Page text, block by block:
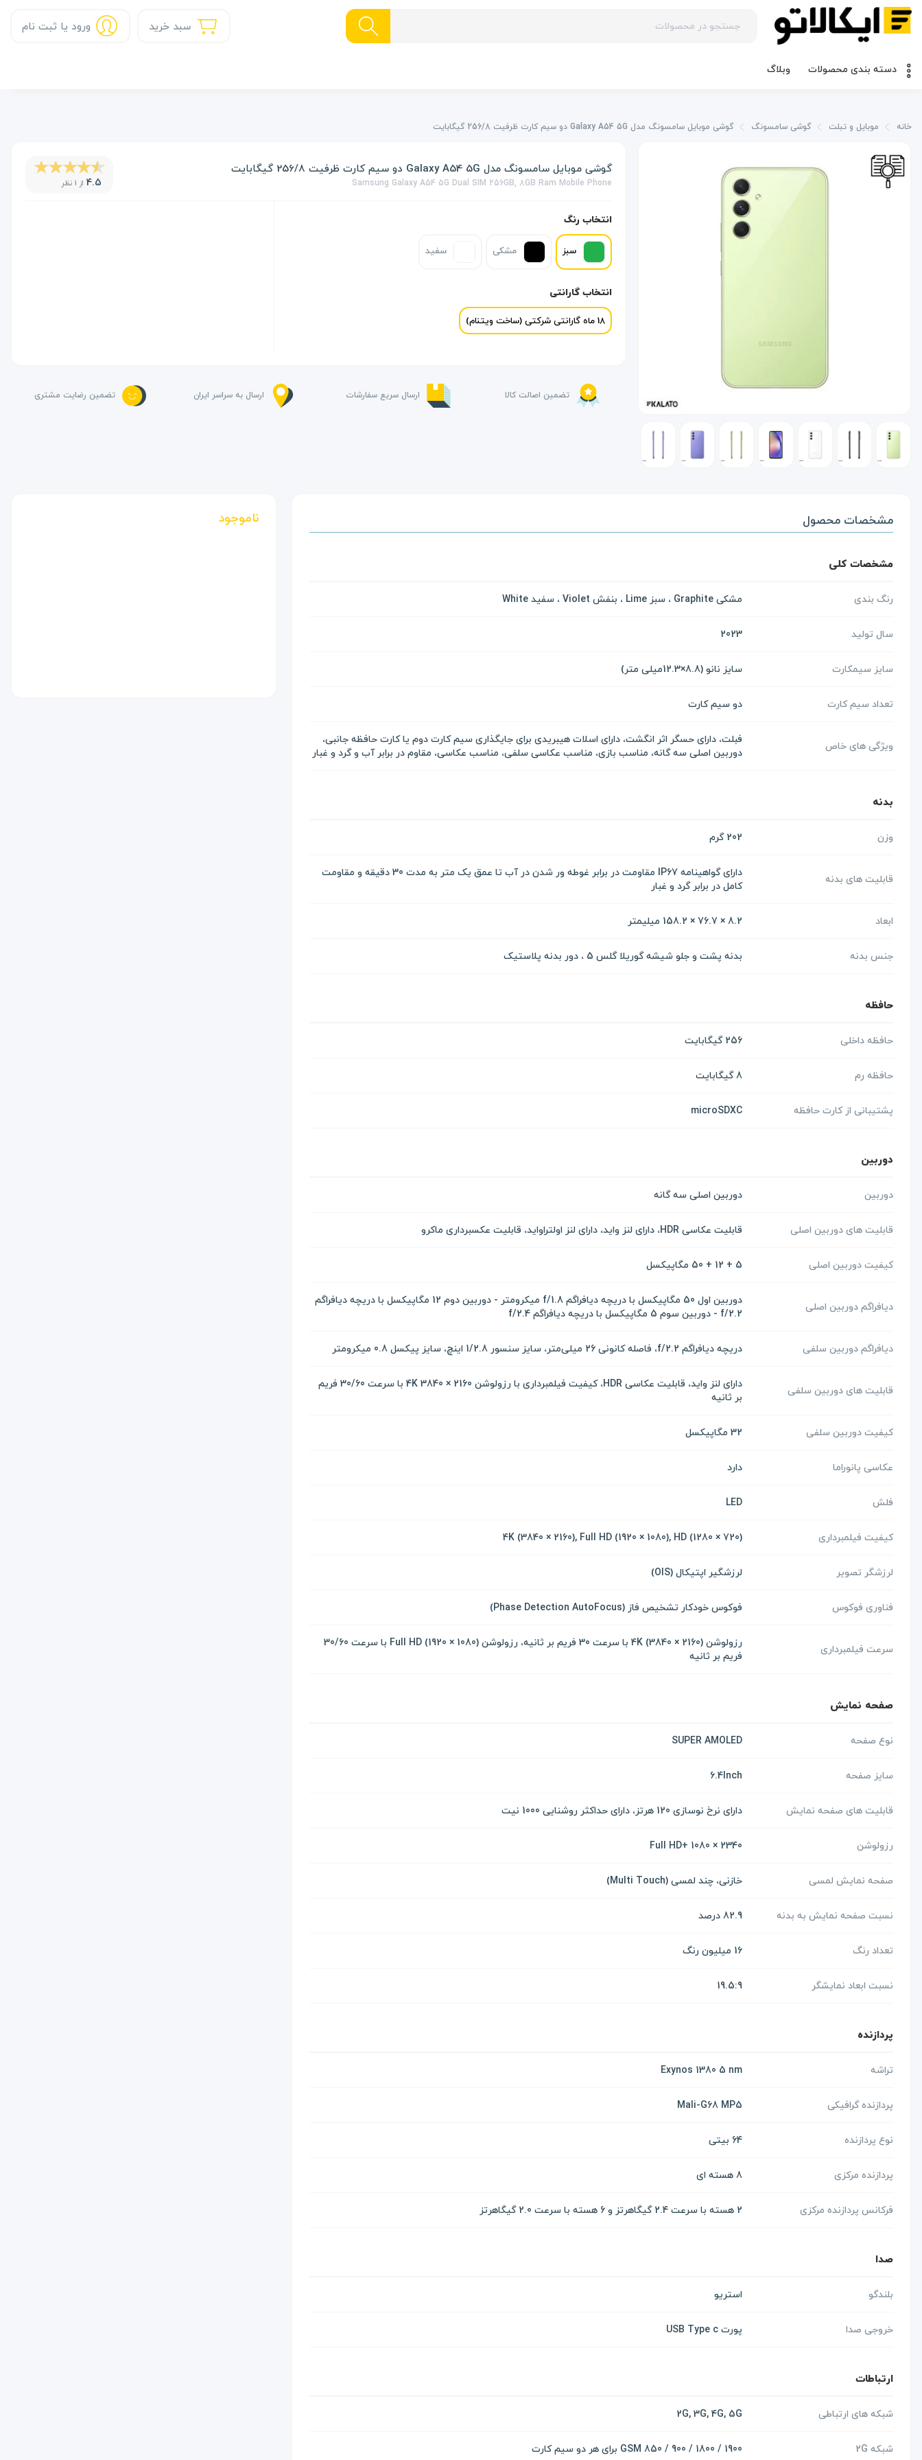
ورود یا ثبت نام سبد خرید
دسته بندی محصولات وبلاگ
خانه موبایل و تبلت گوشی سامسونگ گوشی موبایل سامسونگ مدل Galaxy A54 5G دو سیم کارت ظرفیت 256/8 گیگابایت
گوشی موبایل سامسونگ مدل Galaxy A54 5G دو سیم کارت ظرفیت 256/8 گیگابایت
Samsung Galaxy A54 5G Dual SIM 256GB, 8GB Ram Mobile Phone
4.5 از 1 نظر
انتخاب رنگ
سبز مشکی سفید
انتخاب گارانتی
18 ماه گارانتی شرکتی (ساخت ویتنام)
تضمین اصالت کالا ارسال سریع سفارشات ارسال به سراسر ایران تضمین رضایت مشتری
مشخصات محصول
مشخصات کلی
رنگ بندی مشکی Graphite ، سبز Lime ، بنفش Violet ، سفید White
سال تولید 2023
سایز سیمکارت سایز نانو (8.8×12.3میلی متر)
تعداد سیم کارت دو سیم کارت
ویژگی های خاص
فبلت، دارای حسگر اثر انگشت، دارای اسلات هیبریدی برای جایگذاری سیم کارت دوم یا کارت حافظه جانبی،
دوربین اصلی سه گانه، مناسب بازی، مناسب عکاسی سلفی، مناسب عکاسی، مقاوم در برابر آب و گرد و غبار
بدنه
وزن 202 گرم
قابلیت های بدنه
دارای گواهینامه IP67 مقاومت در برابر غوطه ور شدن در آب تا عمق یک متر به مدت 30 دقیقه و مقاومت
کامل در برابر گرد و غبار
ابعاد 8.2 × 76.7 × 158.2 میلیمتر
جنس بدنه بدنه پشت و جلو شیشه گوریلا گلس 5 ، دور بدنه پلاستیک
حافظه
حافظه داخلی 256 گیگابایت
حافظه رم 8 گیگابایت
پشتیبانی از کارت حافظه microSDXC
دوربین
دوربین دوربین اصلی سه گانه
قابلیت های دوربین اصلی قابلیت عکاسی HDR، دارای لنز واید، دارای لنز اولتراواید، قابلیت عکسبرداری ماکرو
کیفیت دوربین اصلی 5 + 12 + 50 مگاپیکسل
دیافراگم دوربین اصلی
دوربین اول 50 مگاپیکسل با دریچه دیافراگم f/1.8 میکرومتر - دوربین دوم 12 مگاپیکسل با دریچه دیافراگم
f/2.2 - دوربین سوم 5 مگاپیکسل با دریچه دیافراگم f/2.4
دیافراگم دوربین سلفی دریچه دیافراگم f/2.2، فاصله کانونی 26 میل‎ی‌متر، سایز سنسور 1/2.8 اینچ، سایز پیکسل 0.8 میکرومتر
قابلیت های دوربین سلفی
دارای لنز واید، قابلیت عکاسی HDR، کیفیت فیلمبرداری با رزولوشن 2160 × 3840 4K با سرعت 30/60 فریم
بر ثانیه
کیفیت دوربین سلفی 32 مگاپیکسل
عکاسی پانوراما دارد
فلش LED
کیفیت فیلمبرداری (4K (3840 × 2160), Full HD (1920 × 1080), HD (1280 × 720
لرزشگر تصویر لرزشگیر اپتیکال (OIS)
فناوری فوکوس فوکوس خودکار تشخیص فاز (Phase Detection AutoFocus)
سرعت فیلمبرداری
رزولوشن (2160 × 3840) 4K با سرعت 30 فریم بر ثانیه، رزولوشن (1080 × 1920) Full HD با سرعت 30/60
فریم بر ثانیه
صفحه نمایش
نوع صفحه SUPER AMOLED
سایز صفحه 6.4Inch
قابلیت های صفحه نمایش دارای نرخ نوسازی 120 هرتز، دارای حداکثر روشنایی 1000 نیت
رزولوشن Full HD+ 1080 × 2340
صفحه نمایش لمسی خازنی، چند لمسی (Multi Touch)
نسبت صفحه نمایش به بدنه 82.9 درصد
تعداد رنگ 16 میلیون رنگ
نسبت ابعاد نمایشگر 19.5:9
پردازنده
تراشه Exynos 1380 5 nm
پردازنده گرافیکی Mali-G68 MP5
نوع پردازنده 64 بیتی
پردازنده مرکزی 8 هسته ای
فرکانس پردازنده مرکزی 2 هسته با سرعت 2.4 گیگاهرتز و 6 هسته با سرعت 2.0 گیگاهرتز
صدا
بلندگو استریو
خروجی صدا پورت USB Type c
ارتباطات
شبکه های ارتباطی 2G, 3G, 4G, 5G
شبکه 2G GSM 850 / 900 / 1800 / 1900 برای هر دو سیم کارت
ناموجود